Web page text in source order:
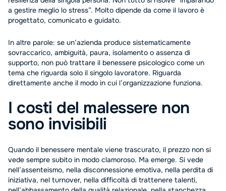
a gestire meglio lo stress”. Molto dipende da come il lavoro è
progettato, comunicato e guidato.
In altre parole: se un’azienda produce sistematicamente
sovraccarico, ambiguità, paura, isolamento o assenza di
supporto, non può trattare il benessere psicologico come un
tema che riguarda solo il singolo lavoratore. Riguarda
direttamente anche il modo in cui l’organizzazione funziona.
I costi del malessere non
sono invisibili
Quando il benessere mentale viene trascurato, il prezzo non si
vede sempre subito in modo clamoroso. Ma emerge. Si vede
nell’assenteismo, nella disconnessione emotiva, nella perdita di
iniziativa, nel turnover, nella difficoltà di trattenere talenti,